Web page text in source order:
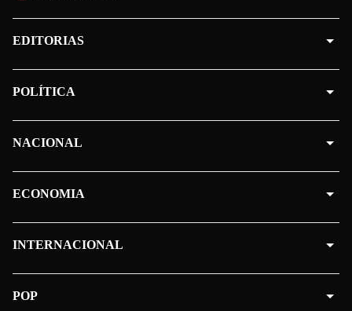
EDITORIAS
POLÍTICA
NACIONAL
ECONOMIA
INTERNACIONAL
POP